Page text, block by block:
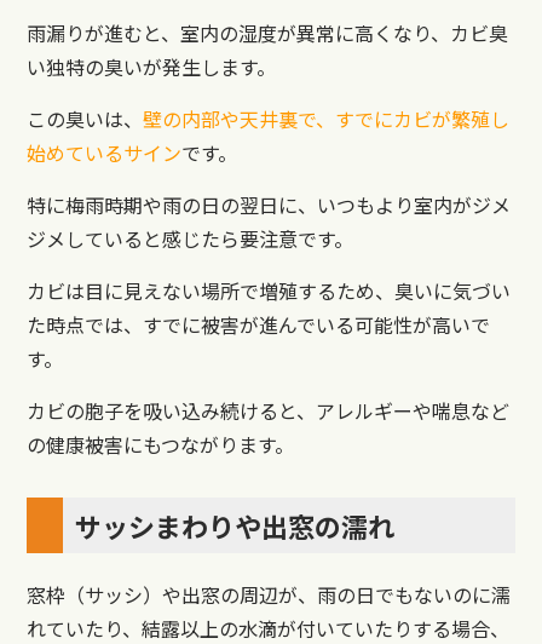
雨漏りが進むと、室内の湿度が異常に高くなり、カビ臭
い独特の臭いが発生します。
この臭いは、壁の内部や天井裏で、すでにカビが繁殖し
始めているサインです。
特に梅雨時期や雨の日の翌日に、いつもより室内がジメ
ジメしていると感じたら要注意です。
カビは目に見えない場所で増殖するため、臭いに気づい
た時点では、すでに被害が進んでいる可能性が高いで
す。
カビの胞子を吸い込み続けると、アレルギーや喘息など
の健康被害にもつながります。
サッシまわりや出窓の濡れ
窓枠（サッシ）や出窓の周辺が、雨の日でもないのに濡
れていたり、結露以上の水滴が付いていたりする場合、